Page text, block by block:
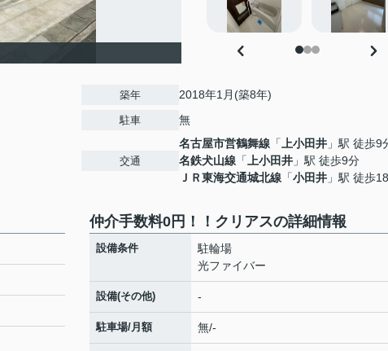
築年 2018年1月(築8年)
駐車 無
交通
名古屋市営鶴舞線 「 上小田井 」駅 徒歩9
名鉄犬山線 「 上小田井 」駅 徒歩9分
ＪＲ東海交通城北線 「小田井 」駅 徒歩
仲介手数料0円！！クリアスの詳細情報
設備条件
駐輪場
光ファイバー
設備(その他) -
駐車場/月額 無/-